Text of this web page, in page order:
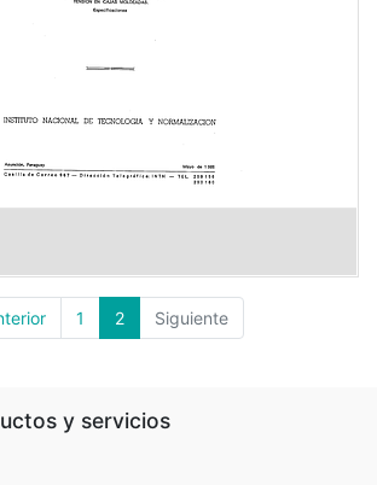
1 2 Siguiente
y servicios